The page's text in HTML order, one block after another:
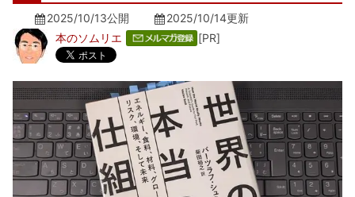
2025/10/13公開 2025/10/14更新
本のソムリエ
[PR]